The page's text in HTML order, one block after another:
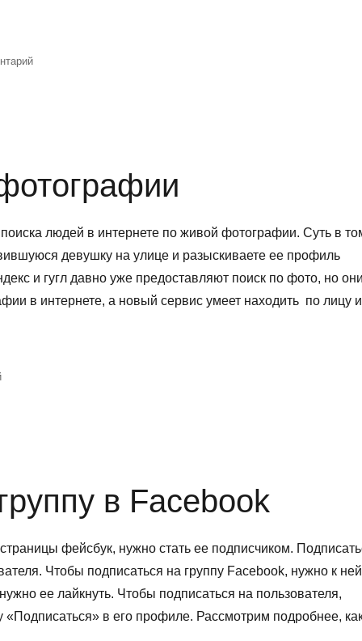
к
людей в интернете по живой фотографии. Суть в
девушку на улице и разыскиваете ее профиль
и гугл давно уже предоставляют поиск по фото, но
в интернете, а новый сервис умеет находить по лицу и
к
в Facebook
фейсбук, нужно стать ее подписчиком.
Чтобы подписаться на группу Facebook, нужно к ней
ее лайкнуть. Чтобы подписаться на пользователя,
«Подписаться» в его профиле. Рассмотрим подробнее,